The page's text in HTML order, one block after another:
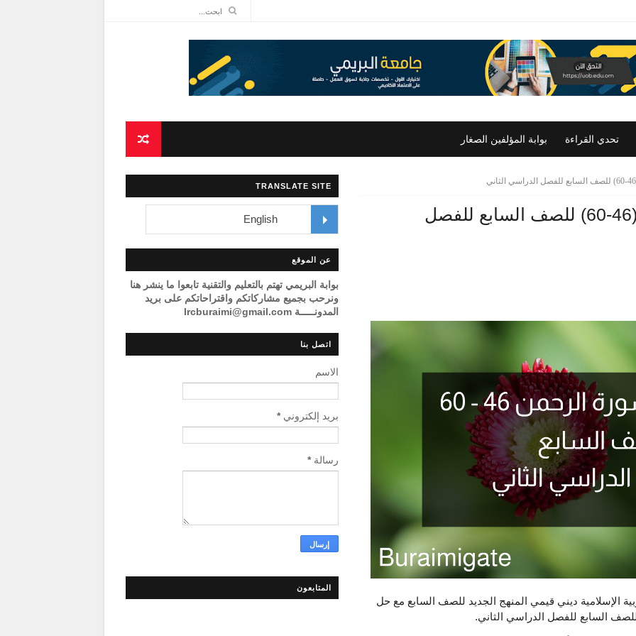
تحدي القراءة بوابة المؤلفين الصغار
شرح درس سورة الرحمن (46-60) للصف السابع للفصل
(46-60) لمادة التربية الإسلامية ديني قيمي المنهج الجديد للصف السابع مع حل
TRANSLATE SITE
عن الموقع
بوابة البريمي تهتم بالتعليم والتقنية تابعوا ما ينشر هنا
ونرحب بجميع مشاركاتكم واقتراحاتكم على بريد
المدونـــــة lrcburaimi@gmail.com
اتصل بنا
الاسم
بريد إلكتروني*
رسالة*
المتابعون